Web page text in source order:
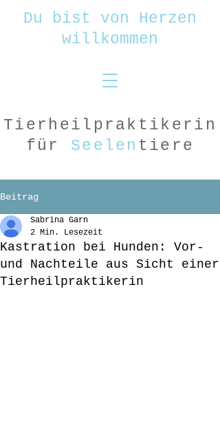
Tierheilpraktikerin
für Seelen tiere
Du bist von Herzen
willkommen
Beitrag
Kastration bei Hunden: Vor-
und Nachteile aus Sicht einer
Tierheilpraktikerin
Sabrina Garn
2 Min. Lesezeit